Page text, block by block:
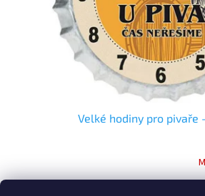
Velké hodiny pro pivaře
hodnocení